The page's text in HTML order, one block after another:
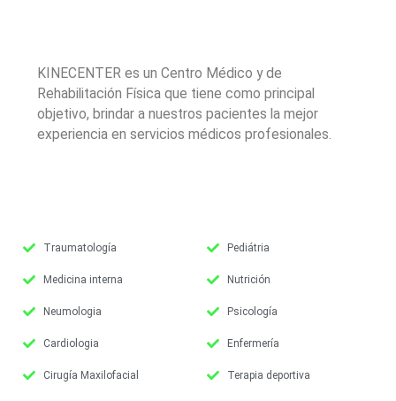
KINECENTER es un Centro Médico y de
Rehabilitación Física que tiene como principal
objetivo, brindar a nuestros pacientes la mejor
experiencia en servicios médicos profesionales.
Traumatología
Medicina interna
Neumologia
Cardiologia
Cirugía Maxilofacial
Pediátria
Nutrición
Psicología
Enfermería
Terapia deportiva